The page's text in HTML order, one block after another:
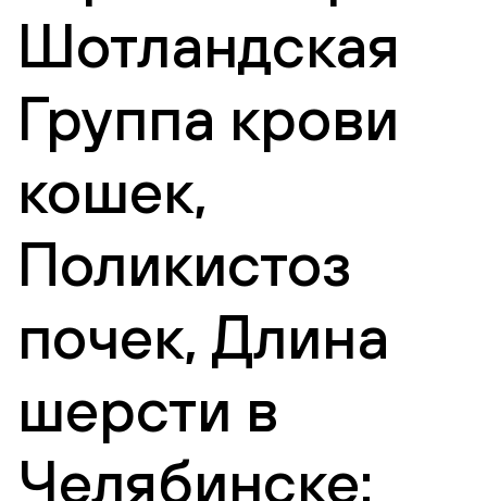
Шотландская
Группа крови
кошек,
Поликистоз
почек, Длина
шерсти в
Челябинске: